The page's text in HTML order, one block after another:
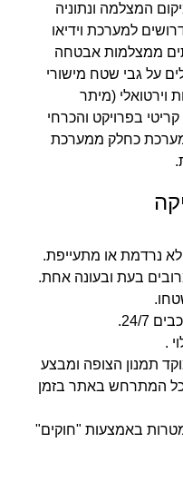
המצלמה ונתוניה
למערכת וידיאו
ממצלמות אבטחה
על גבי שטח מישורי
וירטואלי (מיתר
בפרויקט והכרחי
כחלק ממערכת
נרדמת או מתעייפת.
בעת ובעונה אחת.
24/7.
.
תמנון הצופה ומבצע
של המצלמה 24/7 בכל המתרחש באתר בזמן
באמצעות "חוקים"